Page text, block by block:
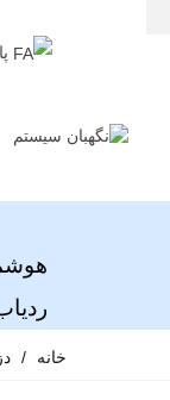
خانه /